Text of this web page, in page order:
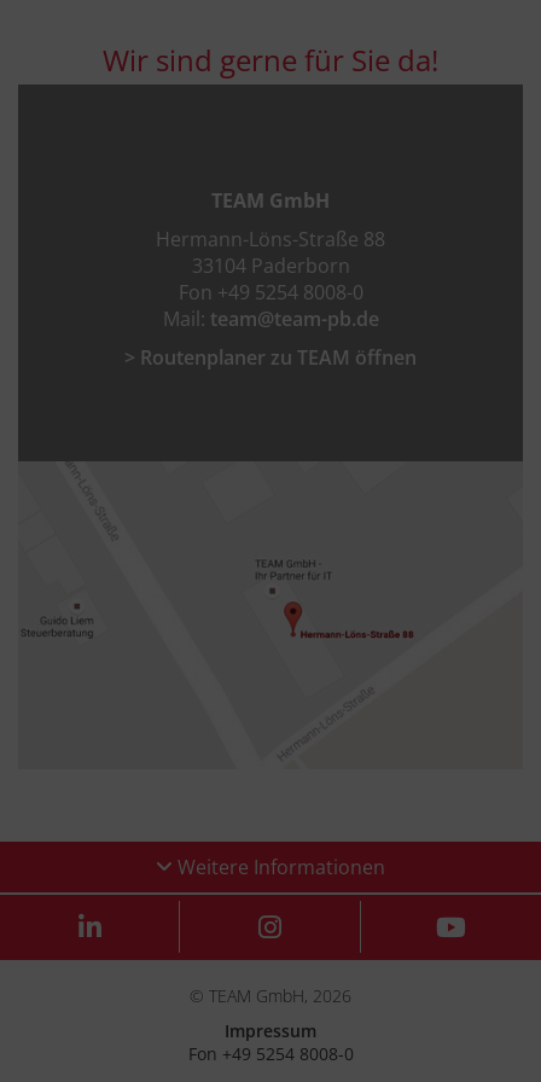
Wir sind gerne für Sie da!
TEAM GmbH
Hermann-Löns-Straße 88
33104 Paderborn
Fon +49 5254 8008-0
Mail: team@team-pb.de
> Routenplaner zu TEAM öffnen
Weitere Informationen
© TEAM GmbH, 2026
Impressum
Fon +49 5254 8008-0